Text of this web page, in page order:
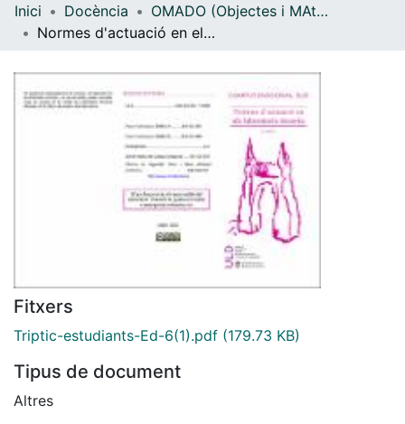
Navega per tot el DD
Inici Docència
OMADO (Objectes i MAterials DOcents)
Normes d'actuació en els laboratoris docents
Fitxers
Triptic-estudiants-Ed-6(1).pdf (179.73 KB)
Tipus de document
Altres